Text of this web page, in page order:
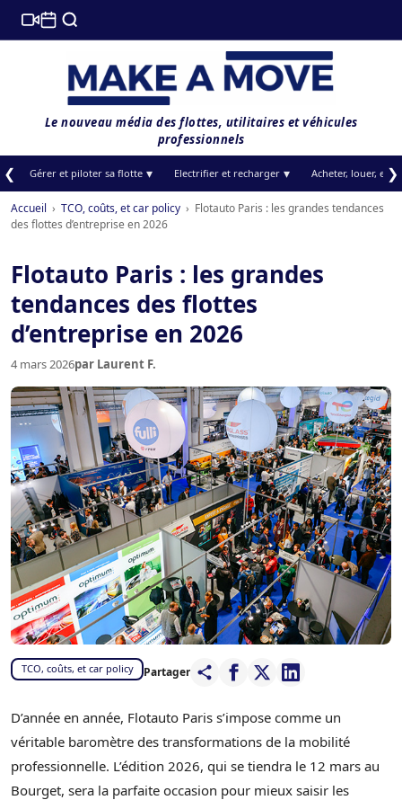
Le nouveau média des flottes, utilitaires et véhicules
professionnels
❮ Gérer et piloter sa flotte Electrifier et recharger Acheter, louer, et❯
Accueil › TCO, coûts, et car policy › Flotauto Paris : les grandes tendances
des flottes d’entreprise en 2026
Flotauto Paris : les grandes
tendances des flottes
d’entreprise en 2026
4 mars 2026par Laurent F.
TCO, coûts, et car policy Partager
D’année en année, Flotauto Paris s’impose comme un
véritable baromètre des transformations de la mobilité
professionnelle. L’édition 2026, qui se tiendra le 12 mars au
Bourget, sera la parfaite occasion pour mieux saisir les